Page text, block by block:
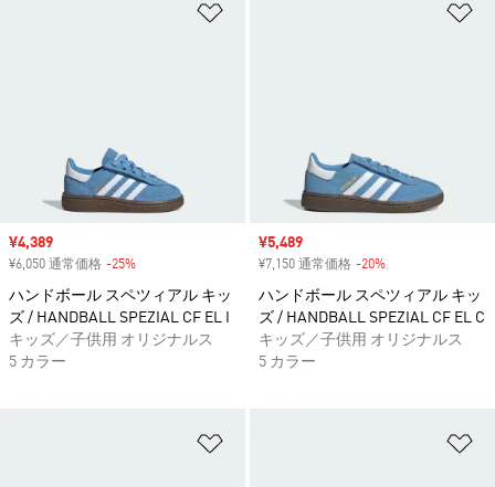
セール価格
¥4,389
¥6,050 通常価格 -25%
ハンドボール スペツィアル キッ
ズ / HANDBALL SPEZIAL CF EL I
キッズ／子供用 オリジナルス
5 カラー
セール価格
¥5,489
¥7,150 通常価格 -20%
ハンドボール スペツィアル キッ
ズ / HANDBALL SPEZIAL CF EL C
キッズ／子供用 オリジナルス
5 カラー